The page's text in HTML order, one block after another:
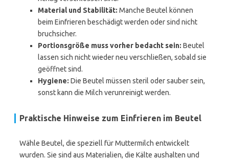
Material und Stabilität: Manche Beutel können
beim Einfrieren beschädigt werden oder sind nicht
bruchsicher.
Portionsgröße muss vorher bedacht sein: Beutel
lassen sich nicht wieder neu verschließen, sobald sie
geöffnet sind.
Hygiene: Die Beutel müssen steril oder sauber sein,
sonst kann die Milch verunreinigt werden.
Praktische Hinweise zum Einfrieren im Beutel
Wähle Beutel, die speziell für Muttermilch entwickelt
wurden. Sie sind aus Materialien, die Kälte aushalten und